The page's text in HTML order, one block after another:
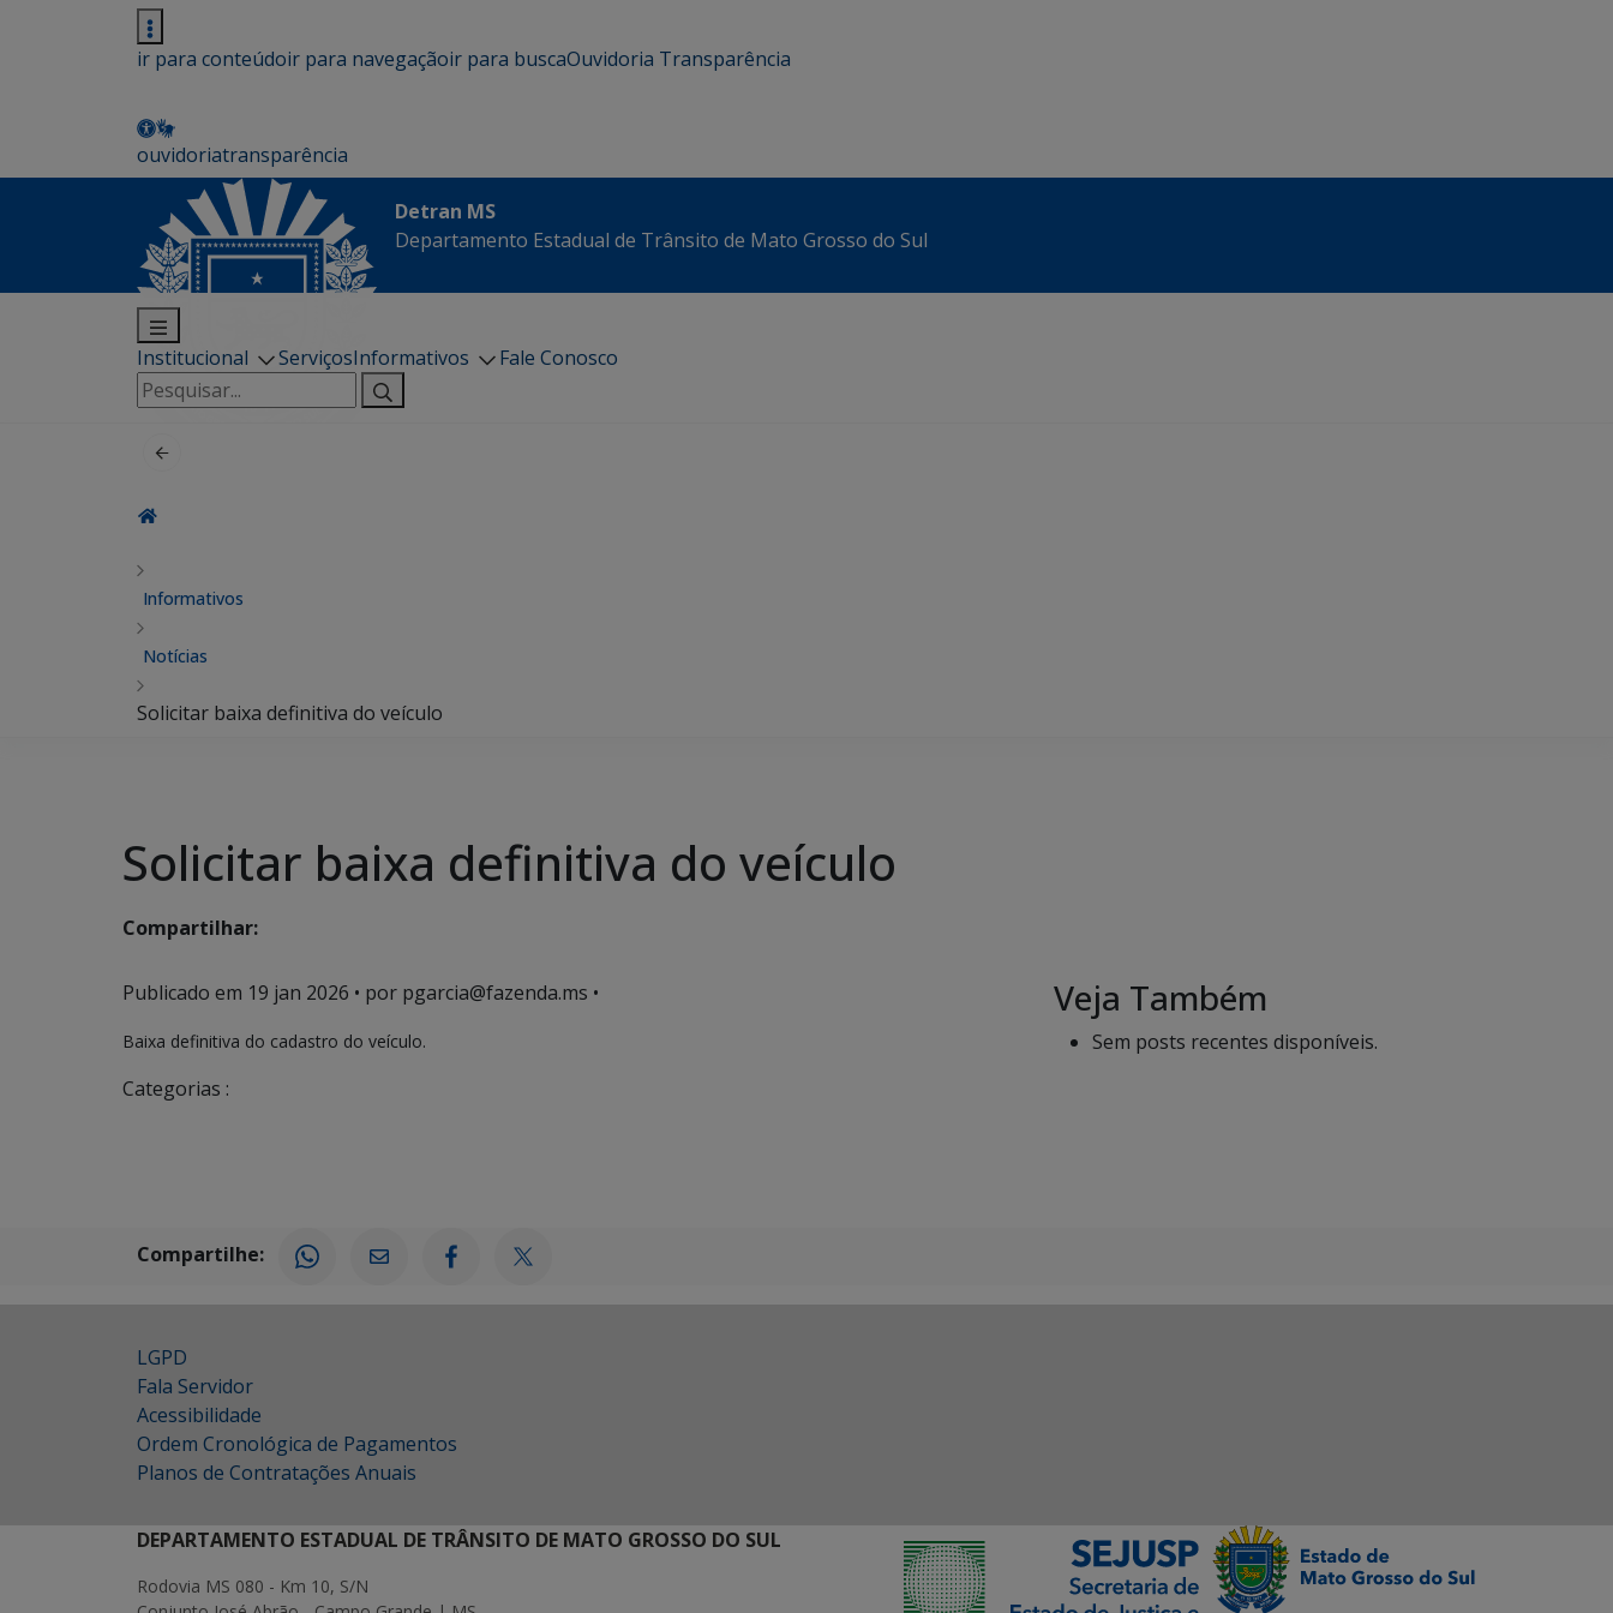
ir para conteúdoir para navegaçãoir para buscaOuvidoria Transparência
ouvidoriatransparência
Detran MS
Departamento Estadual de Trânsito de Mato Grosso do Sul
Institucional ServiçosInformativos
Fale Conosco
Pesquisar
por:
Informativos
Notícias
Solicitar baixa definitiva do veículo
Solicitar baixa definitiva do veículo
Compartilhar:
Publicado em 19 jan 2026 • por pgarcia@fazenda.ms •
Baixa definitiva do cadastro do veículo.
Categorias :
Veja Também
Sem posts recentes disponíveis.
Compartilhe:
LGPD
Fala Servidor
Acessibilidade
Ordem Cronológica de Pagamentos
Planos de Contratações Anuais
DEPARTAMENTO ESTADUAL DE TRÂNSITO DE MATO GROSSO DO SUL
Rodovia MS 080 - Km 10, S/N